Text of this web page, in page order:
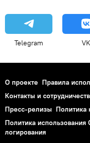
Telegram VK
О проекте Правила
Контакты и
Пресс-релизы Политика
Политика использования
логирования